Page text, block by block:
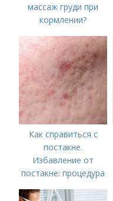
массаж груди при
кормлении?
Как справиться с
постакне.
Избавление от
постакне: процедура